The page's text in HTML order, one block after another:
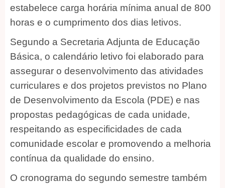
estabelece carga horária mínima anual de 800
horas e o cumprimento dos dias letivos.
Segundo a Secretaria Adjunta de Educação
Básica, o calendário letivo foi elaborado para
assegurar o desenvolvimento das atividades
curriculares e dos projetos previstos no Plano
de Desenvolvimento da Escola (PDE) e nas
propostas pedagógicas de cada unidade,
respeitando as especificidades de cada
comunidade escolar e promovendo a melhoria
contínua da qualidade do ensino.
O cronograma do segundo semestre também